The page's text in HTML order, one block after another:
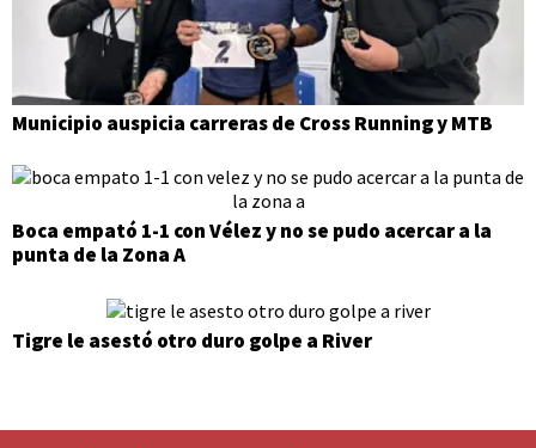
Municipio auspicia carreras de Cross Running y MTB
Boca empató 1-1 con Vélez y no se pudo acercar a la
punta de la Zona A
Tigre le asestó otro duro golpe a River